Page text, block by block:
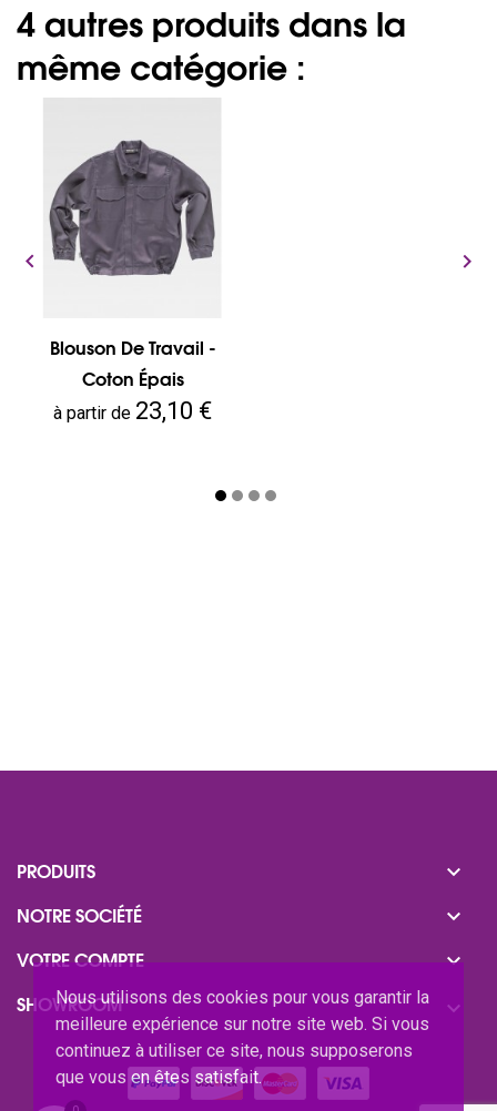
Nous utilisons des cookies pour vous garantir la
meilleure expérience sur notre site web. Si vous
continuez à utiliser ce site, nous supposerons
que vous en êtes satisfait.
4 autres produits dans la
même catégorie :
Blouson De Travail -
Coton Épais
Prix
à partir de 23,10 €
 
PRODUITS 
NOTRE SOCIÉTÉ 
VOTRE COMPTE 
SHOWROOM 